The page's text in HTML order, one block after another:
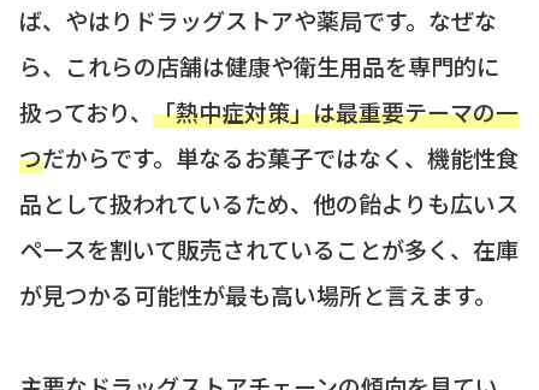
ば、やはりドラッグストアや薬局です。なぜな
ら、これらの店舗は健康や衛生用品を専門的に
扱っており、 「熱中症対策」は最重要テーマの一
つだからです。単なるお菓子ではなく、機能性食
品として扱われているため、他の飴よりも広いス
ペースを割いて販売されていることが多く、在庫
が見つかる可能性が最も高い場所と言えます。